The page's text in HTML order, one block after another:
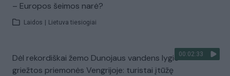
– Europos šeimos narė?
Laidos Lietuva tiesiogiai
00:02:33
Dėl rekordiškai žemo Dunojaus vandens lygio –
griežtos priemonės Vengrijoje: turistai įtūžę